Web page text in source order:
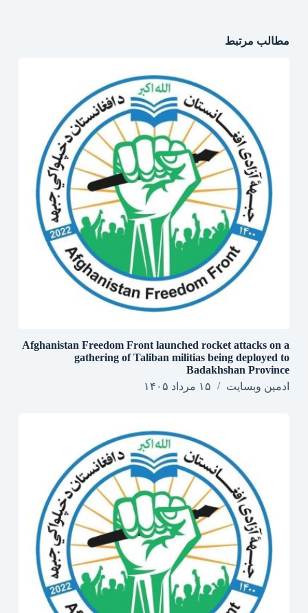
مطالب مرتبط
Afghanistan Freedom Front launched rocket attacks on a
gathering of Taliban militias being deployed to
Badakhshan Province
ادمین وبسایت
۱۵ مرداد ۱۴۰۵